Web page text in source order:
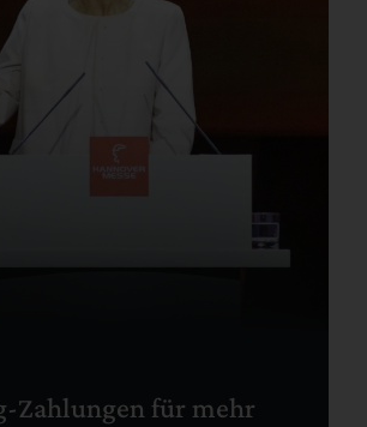
Zahlungen für mehr